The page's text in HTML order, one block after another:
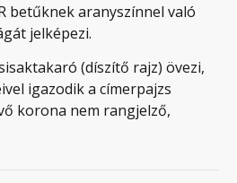
betűknek aranyszínnel való
jelképezi.
(díszítő rajz) övezi,
igazodik a címerpajzs
korona nem rangjelző,